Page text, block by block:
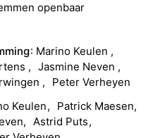
openbaar
Marino Keulen
Jasmine Neven
Peter Verheyen
Keulen Patrick Maesen
Astrid Puts